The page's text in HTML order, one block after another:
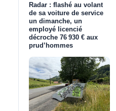
Radar : flashé au volant
de sa voiture de service
un dimanche, un
employé licencié
décroche 76 930 € aux
prud’hommes